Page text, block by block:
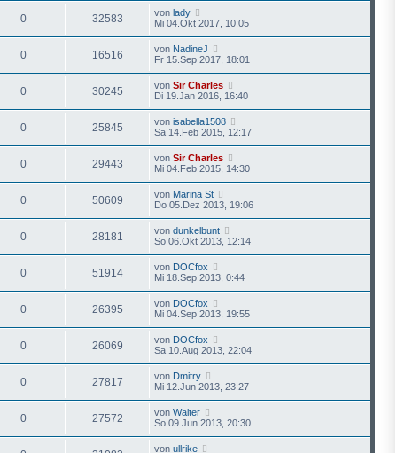
0 32583 von lady
Mi 04.Okt 2017, 10:05
0 16516 von NadineJ
Fr 15.Sep 2017, 18:01
0 30245 von Sir Charles
Di 19.Jan 2016, 16:40
0 25845 von isabella1508
Sa 14.Feb 2015, 12:17
0 29443 von Sir Charles
Mi 04.Feb 2015, 14:30
0 50609 von Marina St
Do 05.Dez 2013, 19:06
0 28181 von dunkelbunt
So 06.Okt 2013, 12:14
0 51914 von DOCfox
Mi 18.Sep 2013, 0:44
0 26395 von DOCfox
Mi 04.Sep 2013, 19:55
0 26069 von DOCfox
Sa 10.Aug 2013, 22:04
0 27817 von Dmitry
Mi 12.Jun 2013, 23:27
0 27572 von Walter
So 09.Jun 2013, 20:30
von ullrike